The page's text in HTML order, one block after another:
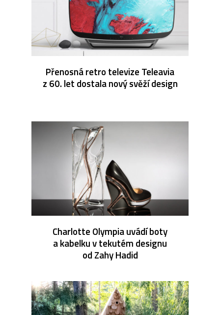
Přenosná retro televize Teleavia
z 60. let dostala nový svěží design
Charlotte Olympia uvádí boty
a kabelku v tekutém designu
od Zahy Hadid